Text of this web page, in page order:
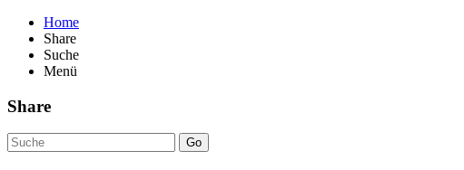
Home
Share
Suche
Menü
Share
Go